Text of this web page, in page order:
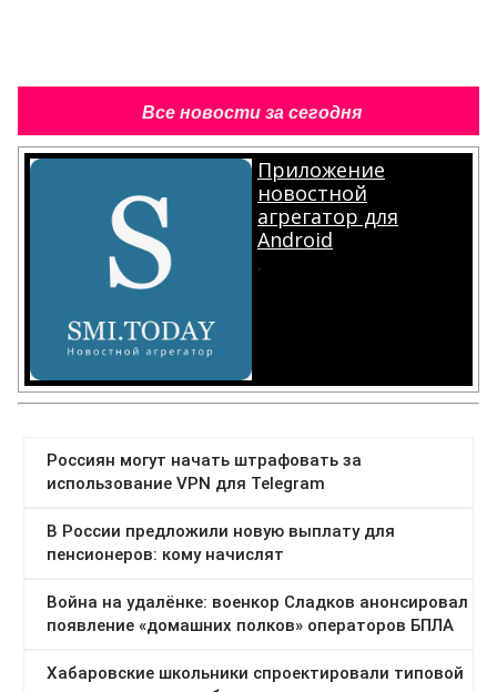
Все новости за сегодня
Приложение
новостной
агрегатор для
Android
.